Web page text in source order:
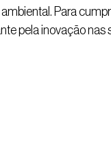
Para
pela inovação nas